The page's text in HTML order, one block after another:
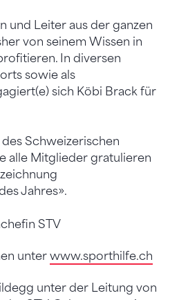
und Leiter aus der ganzen
von seinem Wissen in
In diversen
sowie als
sich Köbi Brack für
Schweizerischen
alle Mitglieder gratulieren
Jahres».
STV
unter www.sporthilfe.ch
unter der Leitung von